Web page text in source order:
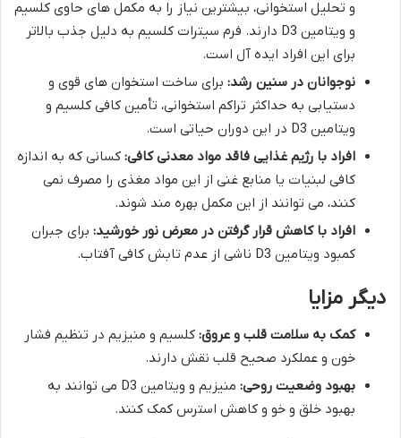
و تحلیل استخوانی، بیشترین نیاز را به مکمل های حاوی کلسیم
و ویتامین D3 دارند. فرم سیترات کلسیم به دلیل جذب بالاتر
برای این افراد ایده آل است.
نوجوانان در سنین رشد: برای ساخت استخوان های قوی و
دستیابی به حداکثر تراکم استخوانی، تأمین کافی کلسیم و
ویتامین D3 در این دوران حیاتی است.
افراد با رژیم غذایی فاقد مواد معدنی کافی: کسانی که به اندازه
کافی لبنیات یا منابع غنی از این مواد مغذی را مصرف نمی
کنند، می توانند از این مکمل بهره مند شوند.
افراد با کاهش قرار گرفتن در معرض نور خورشید: برای جبران
کمبود ویتامین D3 ناشی از عدم تابش کافی آفتاب.
دیگر مزایا
کمک به سلامت قلب و عروق: کلسیم و منیزیم در تنظیم فشار
خون و عملکرد صحیح قلب نقش دارند.
بهبود وضعیت روحی:
منیزیم و ویتامین D3 می توانند به
بهبود خلق و خو و کاهش استرس کمک کنند.